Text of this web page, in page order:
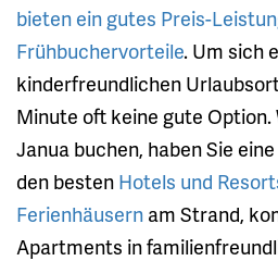
bieten ein gutes Preis-
Frühbuchervorteile. Um sich
kinderfreundlichen
Minute oft keine gute Option.
Janua buchen, haben Sie
den besten Hotels und
Ferienhäusern am Strand,
Apartments in